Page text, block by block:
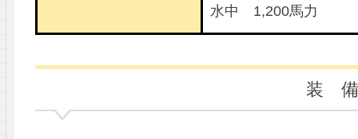
水中 1,200馬力
装